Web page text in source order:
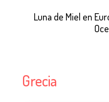
Luna de Miel en
Grecia